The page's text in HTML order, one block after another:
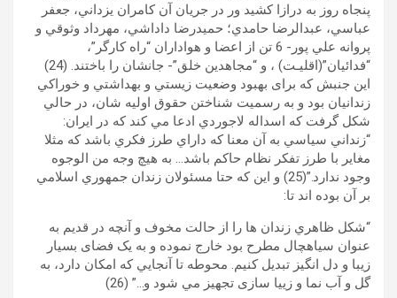
پنجاه روز به درازا کشيد ور در جريان آن کامران يزداني، جعفر
عباسي، عبدالرضا حامدي؛ حميدرضا داداشي، مهرداد وثوقي و
پروانه علي پور- 6 تن از اعضا و هواداران “راه کارگر”،
“فدائيان”(اقليـت) ، و “مجاهدين خلق”- جانشان را باختند. (24)
اين جنبش که برای بهبود وضعيت زيستي و بهداشتي و خوراکي
زندانيان بود و به رسميت شناختن حقوق اوليه شان، در حالي
شکل گرفت که اسداله لاجوردي ادعا مي کند که در ايران:
“زنداني سياسي به آن معنا که داراي طرز فکري باشد که مثلا
مغاير با طرز تفکر نظام حاکم باشد… به هيچ وجه من الوجوه
وجود ندارد.”(25) و اين که حتا مسئولان زندان جمهوري اسلامي
بر آن بوده اند تا:
“شکل ظاهري زندان ها را از حالت مخوف و آنچه در قديم به
عنوان سياهچال مطرح بود خارج نموده و به يک فضای بسيار
زيبا و دل انگيز تبديل کنيم. محوطه تا آنجايي که امکان دارد، به
گل و آب نما و زيیا سازی تجهيز مي شود و…” (26)